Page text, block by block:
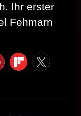
Ihr erster
Fehmarn